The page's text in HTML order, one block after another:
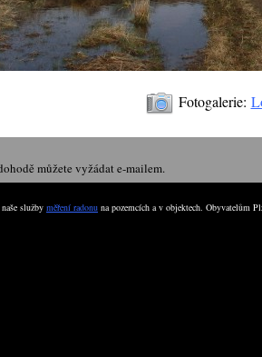
Fotogalerie:
můžete vyžádat e-mailem.
služby měření radonu na pozemcích a v objektech. Obyvatelům